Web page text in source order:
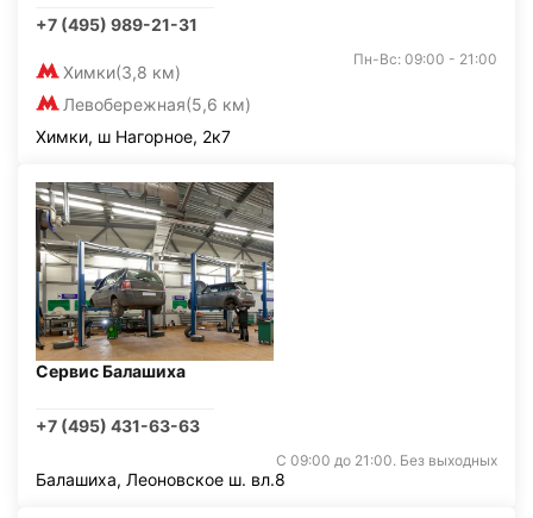
+7 (495) 989-21-31
Химки(3,8 км)
Левобережная(5,6 км)
Пн-Вс: 09:00 - 21:00
Химки, ш Нагорное, 2к7
Сервис Балашиха
+7 (495) 431-63-63
С 09:00 до 21:00. Без выходных
Балашиха, Леоновское ш. вл.8